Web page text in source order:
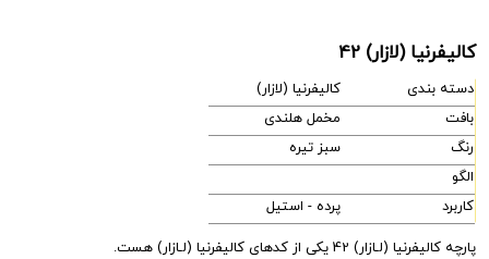
کالیفرنیا (لازار) 42
دسته بندی
کالیفرنیا (لازار)
بافت
مخمل هلندی
رنگ
سبز تیره
الگو
کاربرد
پرده - استیل
پارچه کالیفرنیا (لـازار) 42 یکی از کدهای کالیفرنیا (لـازار) هست.